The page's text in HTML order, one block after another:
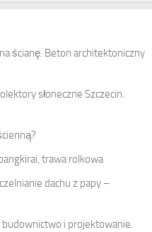
ścianę. Beton architektoniczny
słoneczne Szczecin.
trawa rolkowa
dachu z papy –
i projektowanie.